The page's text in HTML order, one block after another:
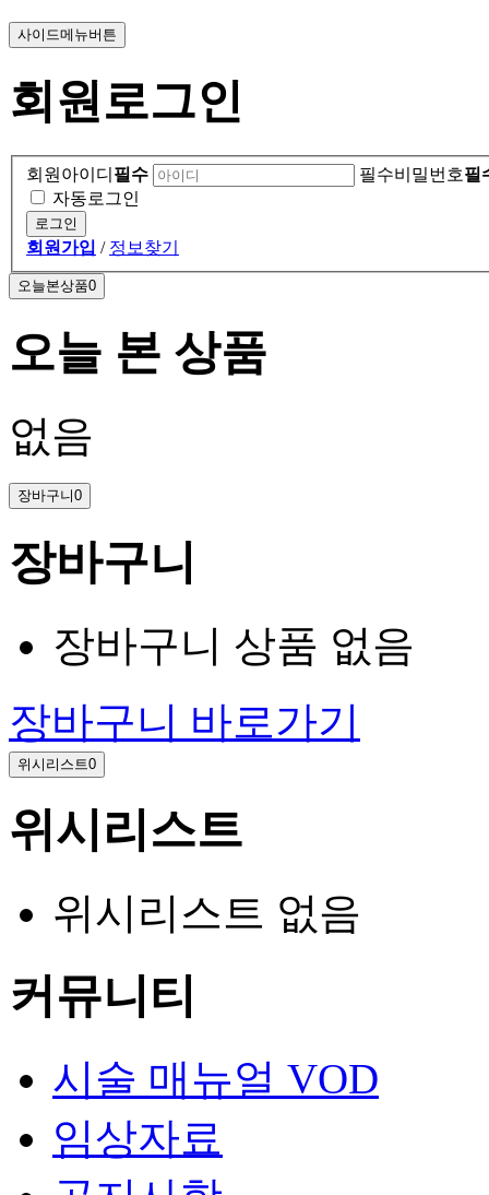
사이드메뉴버튼
회원로그인
회원아이디 필수 필수비밀번호필
자동로그인
로그인
회원가입 / 정보찾기
오늘본상품0
오늘 본 상품
없음
장바구니0
장바구니
장바구니 상품 없음
장바구니 바로가기
위시리스트0
위시리스트
위시리스트 없음
커뮤니티
시술 매뉴얼 VOD
임상자료